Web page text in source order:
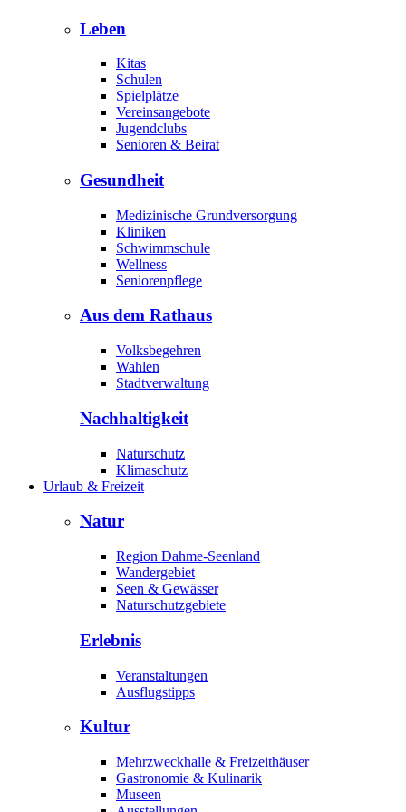
Leben
Kitas
Schulen
Spielplätze
Vereinsangebote
Jugendclubs
Senioren & Beirat
Gesundheit
Medizinische Grundversorgung
Kliniken
Schwimmschule
Wellness
Seniorenpflege
Aus dem Rathaus
Volksbegehren
Wahlen
Stadtverwaltung
Nachhaltigkeit
Naturschutz
Klimaschutz
Urlaub & Freizeit
Natur
Region Dahme-Seenland
Wandergebiet
Seen & Gewässer
Naturschutzgebiete
Erlebnis
Veranstaltungen
Ausflugstipps
Kultur
Mehrzweckhalle & Freizeithäuser
Gastronomie & Kulinarik
Museen